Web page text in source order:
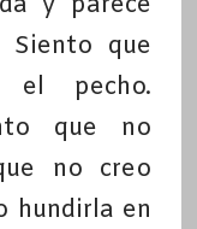
Siento que
pecho.
que no
no creo
hundirla en